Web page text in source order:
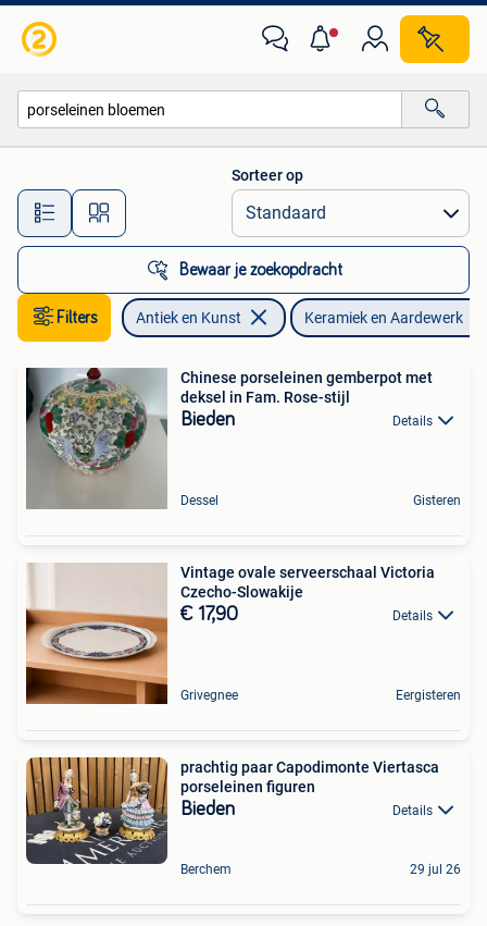
Alle afstanden…
Sorteer op
Bewaar je zoekopdracht
Filters Antiek en Kunst Keramiek en Aardewerk
Chinese porseleinen gemberpot met
deksel in Fam. Rose-stijl
Bieden Details
Dessel Gisteren
Vintage ovale serveerschaal Victoria
Czecho-Slowakije
€ 17,90 Details
Grivegnee Eergisteren
prachtig paar Capodimonte Viertasca
porseleinen figuren
Bieden Details
Berchem 29 jul 26